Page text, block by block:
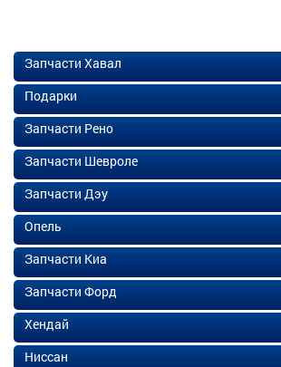
Запчасти Хавал
Подарки
Запчасти Рено
Запчасти Шевроле
Запчасти Дэу
Опель
Запчасти Киа
Запчасти Форд
Хендай
Ниссан